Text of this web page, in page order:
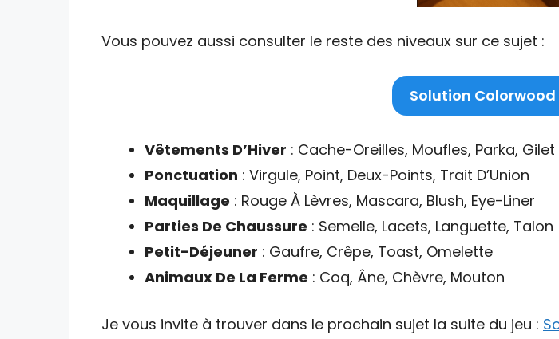
Vous pouvez aussi consulter le reste des niveaux sur ce sujet :
Solution
Vêtements D’Hiver : Cache-Oreilles, Moufles, Parka, Gilet
Ponctuation : Virgule, Point, Deux-Points, Trait D’Union
Maquillage : Rouge À Lèvres, Mascara, Blush, Eye-Liner
Parties De Chaussure : Semelle, Lacets, Languette, Talon
Petit-Déjeuner : Gaufre, Crêpe, Toast, Omelette
Animaux De La Ferme : Coq, Âne, Chèvre, Mouton
Je vous invite à trouver dans le prochain sujet la suite du jeu :